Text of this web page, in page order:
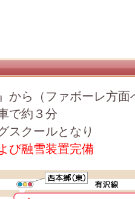
から（ファボーレ方
で約３分
スクールとなり
び融雪装置完備